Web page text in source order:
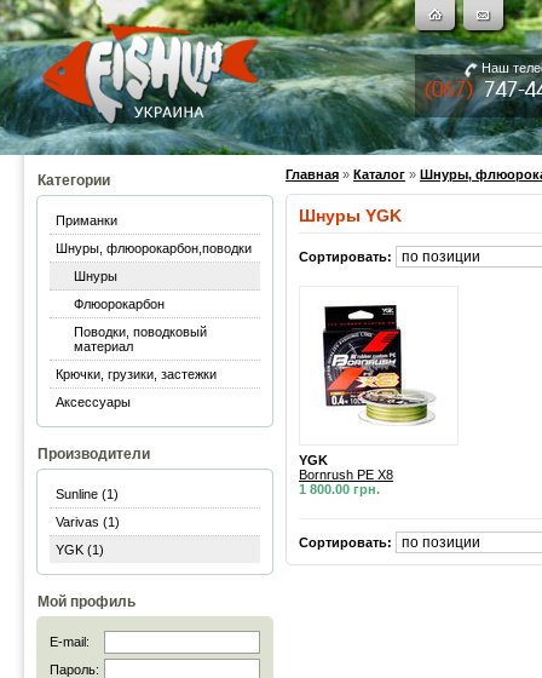
Наш
Категории
Приманки
Шнуры, флюорокарбон,поводки
Шнуры
Флюорокарбон
Поводки, поводковый
материал
Крючки, грузики, застежки
Аксессуары
Производители
Sunline (1)
Varivas (1)
YGK (1)
Мой профиль
E-mail:
Пароль:
Главная » Каталог » Шнуры,
Шнуры YGK
Сортировать:
YGK
Bornrush PE X8
1 800.00 грн.
Сортировать: